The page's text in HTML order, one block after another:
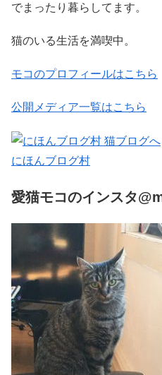
でまったり暮らしてます。
猫のいる生活を満喫中。
モコのプロフィールはこちら
公開メディア一覧はこちら
にほんブログ村
愛猫モコのインスタ